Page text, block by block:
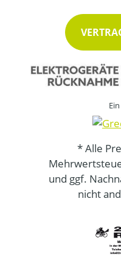
* Alle
und ggf.
nicht